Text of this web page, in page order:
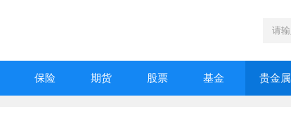
保险 期货 股票 基金 贵金属